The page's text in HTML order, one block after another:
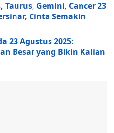
Taurus, Gemini, Cancer 23
Cinta Semakin
23 Agustus 2025:
Besar yang Bikin Kalian